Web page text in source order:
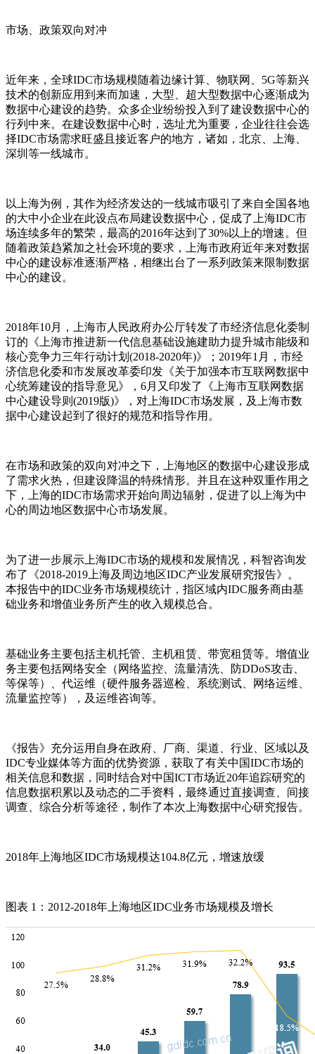
市场、政策双向对冲
近年来，全球IDC市场规模随着边缘计算、物联网、5G等新兴
技术的创新应用到来而加速，大型、超大型数据中心逐渐成为
数据中心建设的趋势。众多企业纷纷投入到了建设数据中心的
行列中来。在建设数据中心时，选址尤为重要，企业往往会选
择IDC市场需求旺盛且接近客户的地方，诸如，北京、上海、
深圳等一线城市。
以上海为例，其作为经济发达的一线城市吸引了来自全国各地
的大中小企业在此设点布局建设数据中心，促成了上海IDC市
场连续多年的繁荣，最高的2016年达到了30%以上的增速。但
随着政策趋紧加之社会环境的要求，上海市政府近年来对数据
中心的建设标准逐渐严格，相继出台了一系列政策来限制数据
中心的建设。
2018年10月，上海市人民政府办公厅转发了市经济信息化委制
订的《上海市推进新一代信息基础设施建助力提升城市能级和
核心竞争力三年行动计划(2018-2020年)》；2019年1月，市经
济信息化委和市发展改革委印发《关于加强本市互联网数据中
心统筹建设的指导意见》，6月又印发了《上海市互联网数据
中心建设导则(2019版)》，对上海IDC市场发展，及上海市数
据中心建设起到了很好的规范和指导作用。
在市场和政策的双向对冲之下，上海地区的数据中心建设形成
了需求火热，但建设降温的特殊情形。并且在这种双重作用之
下，上海的IDC市场需求开始向周边辐射，促进了以上海为中
心的周边地区数据中心市场发展。
为了进一步展示上海IDC市场的规模和发展情况，科智咨询发
布了《2018-2019上海及周边地区IDC产业发展研究报告》。
本报告中的IDC业务市场规模统计，指区域内IDC服务商由基
础业务和增值业务所产生的收入规模总合。
基础业务主要包括主机托管、主机租赁、带宽租赁等。增值业
务主要包括网络安全（网络监控、流量清洗、防DDoS攻击、
等保等）、代运维（硬件服务器巡检、系统测试、网络运维、
流量监控等），及运维咨询等。
《报告》充分运用自身在政府、厂商、渠道、行业、区域以及
IDC专业媒体等方面的优势资源，获取了有关中国IDC市场的
相关信息和数据，同时结合对中国ICT市场近20年追踪研究的
信息数据积累以及动态的二手资料，最终通过直接调查、间接
调查、综合分析等途径，制作了本次上海数据中心研究报告。
2018年上海地区IDC市场规模达104.8亿元，增速放缓
图表 1：2012-2018年上海地区IDC业务市场规模及增长